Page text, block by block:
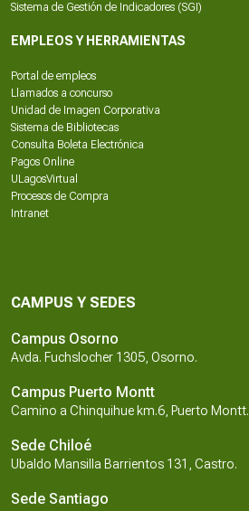
Sistema de Gestión de Indicadores (SGI)
EMPLEOS Y HERRAMIENTAS
Portal de empleos
Llamados a concurso
Unidad de Imagen Corporativa
Sistema de Bibliotecas
Consulta Boleta Electrónica
Pagos Online
ULagosVirtual
Procesos de Compra
Intranet
CAMPUS Y SEDES
Campus Osorno
Avda. Fuchslocher 1305, Osorno.
Campus Puerto Montt
Camino a Chinquihue km.6, Puerto Montt.
Sede Chiloé
Ubaldo Mansilla Barrientos 131, Castro.
Sede Santiago